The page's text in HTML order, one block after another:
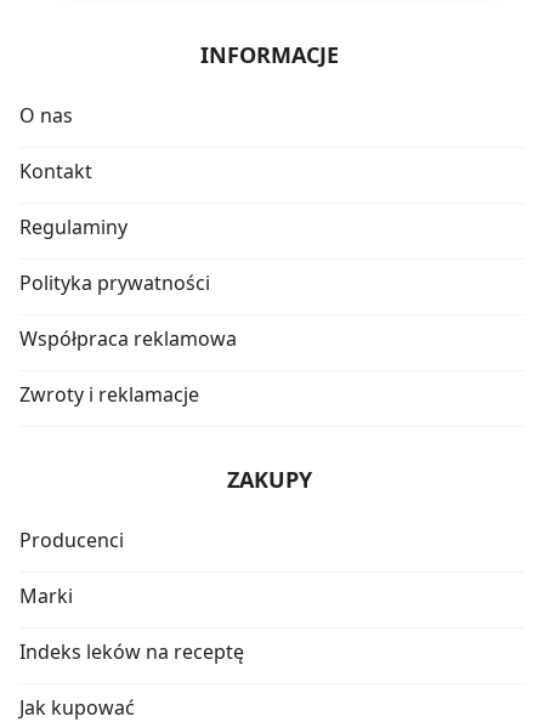
INFORMACJE
O nas
Kontakt
Regulaminy
Polityka prywatności
Współpraca reklamowa
Zwroty i reklamacje
ZAKUPY
Producenci
Marki
Indeks leków na receptę
Jak kupować